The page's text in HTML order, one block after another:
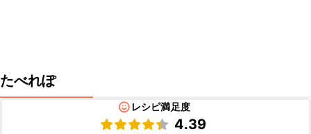
たべれぽ
レシピ満足度
4.39